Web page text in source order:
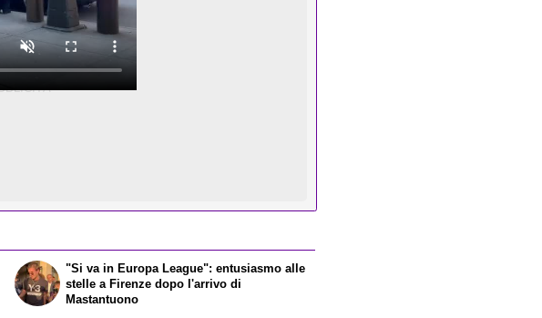
"Si va in Europa League": entusiasmo alle
stelle a Firenze dopo l'arrivo di
Mastantuono